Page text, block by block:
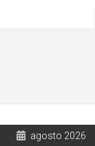
agosto 2026